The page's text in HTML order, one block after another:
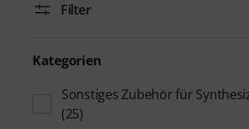
Filter
Kategorien
Sonstiges Zubehör für
(25)